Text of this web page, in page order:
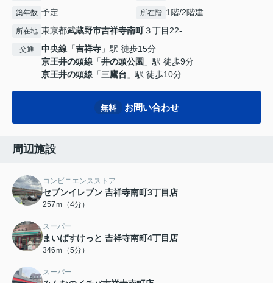
築年数 予定 所在階 1階/2階建
所在地 東京都武蔵野市吉祥寺南町３丁目22-
交通 中央線 「吉祥寺 」駅 徒歩15分
京王井の頭線 「井の頭公園 」駅 徒歩9分
京王井の頭線 「三鷹台 」駅 徒歩10分
無料 お問い合わせ
周辺施設
コンビニエンスストア
セブンイレブン 吉祥寺南町3丁目店
257ｍ（4分）
スーパー
まいばすけっと 吉祥寺南町4丁目店
346ｍ（5分）
スーパー